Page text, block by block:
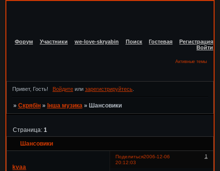
Форум Участники we-love-skryabin Поиск Гостевая
Регистрация
Войти
Активные темы
Привет, Гость! Войдитеили зарегистрируйтесь.
» Скрябін » Інша музика » Шансовики
Шансовики
Страница: 1
Поделиться 1
2006-12-06
20:12:03
kvaa